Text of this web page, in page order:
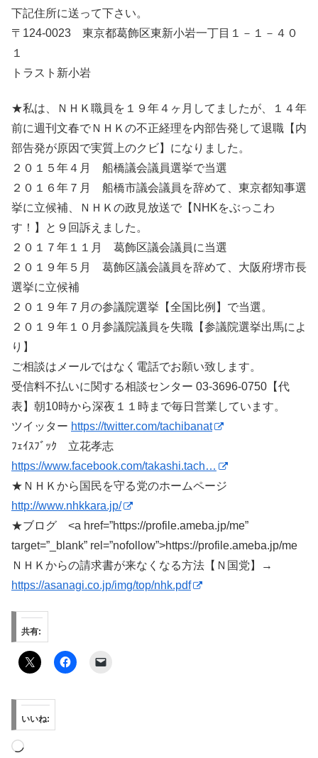
下記住所に送って下さい。
〒124-0023 東京都葛飾区東新小岩一丁目１－１－４０
１
トラスト新小岩
★私は、ＮＨＫ職員を１９年４ヶ月してましたが、１４年
前に週刊文春でＮＨＫの不正経理を内部告発して退職【内
部告発が原因で実質上のクビ】になりました。
２０１５年４月 船橋議会議員選挙で当選
２０１６年７月 船橋市議会議員を辞めて、東京都知事選
挙に立候補、ＮＨＫの政見放送で【NHKをぶっこわ
す！】と９回訴えました。
２０１７年１１月 葛飾区議会議員に当選
２０１９年５月 葛飾区議会議員を辞めて、大阪府堺市長
選挙に立候補
２０１９年７月の参議院選挙【全国比例】で当選。
２０１９年１０月参議院議員を失職【参議院選挙出馬によ
り】
ご相談はメールではなく電話でお願い致します。
受信料不払いに関する相談センター 03-3696-0750【代
表】朝10時から深夜１１時まで毎日営業しています。
ツイッター https://twitter.com/tachibanat
ﾌｪｲｽﾌﾞｯｸ 立花孝志
https://www.facebook.com/takashi.tach…
★ＮＨＫから国民を守る党のホームページ
http://www.nhkkara.jp/
★ブログ <a href=”https://profile.ameba.jp/me”
target=”_blank” rel=”nofollow”>https://profile.ameba.jp/me
ＮＨＫからの請求書が来なくなる方法【Ｎ国党】→
https://asanagi.co.jp/img/top/nhk.pdf
共有:
いいね:
読